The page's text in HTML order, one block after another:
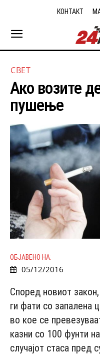
КОНТАКТ
СВЕТ
Ако возите
пушење
ОБЈАВЕНО НА:
05/12/2016
Според новиот
ги фати со запалена
во кое се
казни со 100 фунти
случајот стаса пред